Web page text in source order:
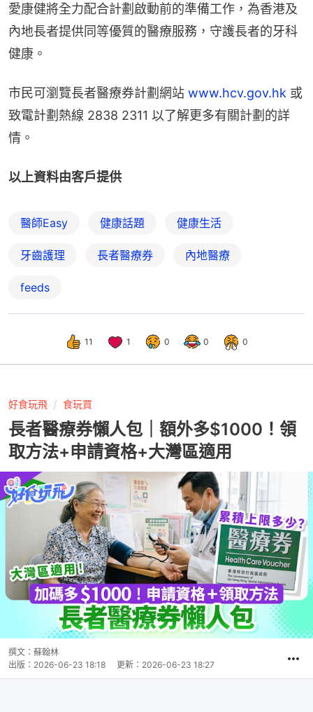
愛康健將全力配合計劃啟動前的準備工作，為香港及
內地長者提供同等優質的醫療服務，守護長者的牙科
健康。
市民可瀏覽長者醫療券計劃網站 www.hcv.gov.hk 或
致電計劃熱線 2838 2311 以了解更多有關計劃的詳
情。
以上資料由客戶提供
醫師Easy 健康話題 健康生活
牙齒護理 長者醫療券 內地醫療
feeds
11 1 0 0 0
好食玩飛 食玩買
長者醫療券懶人包｜額外多$1000！領
取方法+申請資格+大灣區適用
撰文： 蘇翰林
出版： 2026-06-23 18:18 更新： 2026-06-23 18:27